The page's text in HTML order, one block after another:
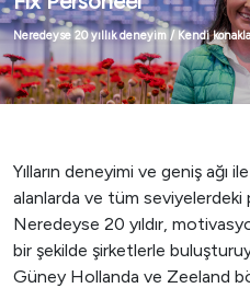
Neredeyse 20 yıllık deneyim / Kendi
Yılların deneyimi ve geniş ağı
alanlarda ve tüm seviyelerdeki
Neredeyse 20 yıldır,
bir şekilde şirketlerle
Güney Hollanda ve Zeeland